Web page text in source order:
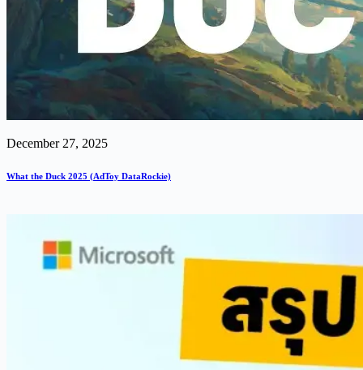
December 27, 2025
What the Duck 2025 (AdToy DataRockie)